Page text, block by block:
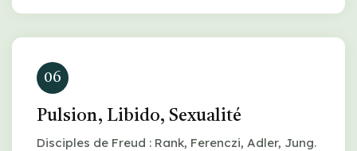
06
Pulsion, Libido, Sexualité
Disciples de Freud : Rank, Ferenczi, Adler, Jung.